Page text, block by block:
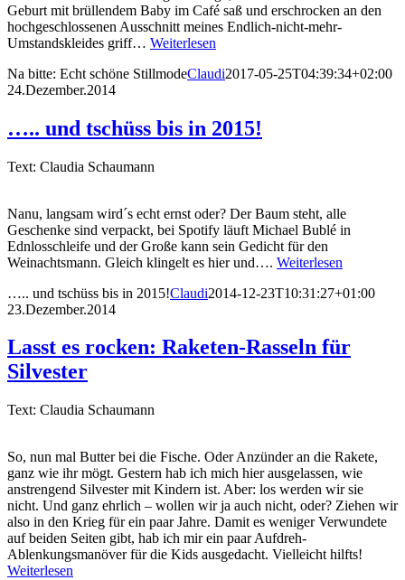
Geburt mit brüllendem Baby im Café saß und erschrocken an den
hochgeschlossenen Ausschnitt meines Endlich-nicht-mehr-
Umstandskleides griff… Weiterlesen
Na bitte: Echt schöne StillmodeClaudi2017-05-25T04:39:34+02:00
24.Dezember.2014
….. und tschüss bis in 2015!
Text: Claudia Schaumann
Nanu, langsam wird´s echt ernst oder? Der Baum steht, alle
Geschenke sind verpackt, bei Spotify läuft Michael Bublé in
Ednlosschleife und der Große kann sein Gedicht für den
Weinachtsmann. Gleich klingelt es hier und…. Weiterlesen
….. und tschüss bis in 2015!Claudi2014-12-23T10:31:27+01:00
23.Dezember.2014
Lasst es rocken: Raketen-Rasseln für
Silvester
Text: Claudia Schaumann
So, nun mal Butter bei die Fische. Oder Anzünder an die Rakete,
ganz wie ihr mögt. Gestern hab ich mich hier ausgelassen, wie
anstrengend Silvester mit Kindern ist. Aber: los werden wir sie
nicht. Und ganz ehrlich – wollen wir ja auch nicht, oder? Ziehen wir
also in den Krieg für ein paar Jahre. Damit es weniger Verwundete
auf beiden Seiten gibt, hab ich mir ein paar Aufdreh-
Ablenkungsmanöver für die Kids ausgedacht. Vielleicht hilfts!
Weiterlesen